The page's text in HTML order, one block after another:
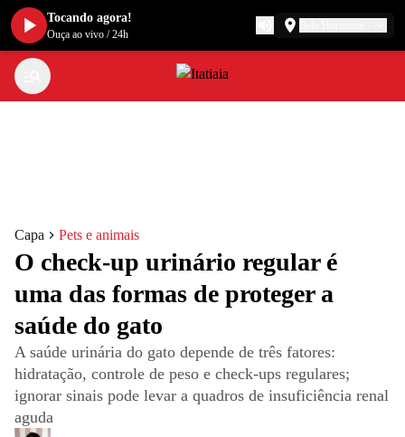
Capa Pets e animais
O check-up urinário regular é
uma das formas de proteger a
saúde do gato
A saúde urinária do gato depende de três fatores:
hidratação, controle de peso e check-ups regulares;
ignorar sinais pode levar a quadros de insuficiência renal
aguda
Tocando agora!
Ouça ao vivo /24h